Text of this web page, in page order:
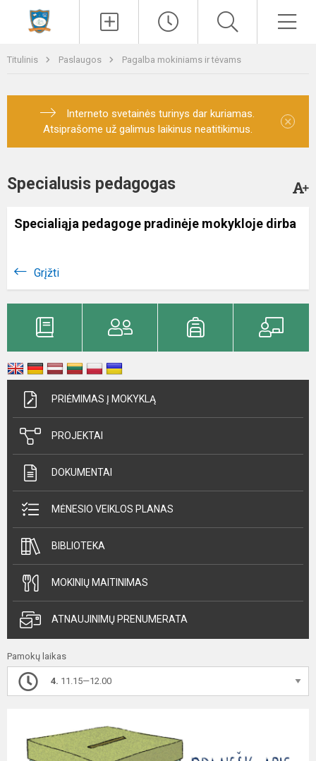
Titulinis Paslaugos Pagalba mokiniams ir tėvams
Interneto svetainės turinys dar kuriamas.
Atsiprašome už galimus laikinus neatitikimus.
×
Specialusis pedagogas
Specialiąja pedagoge pradinėje mokykloje dirba
Grįžti
PRIĖMIMAS Į MOKYKLĄ
PROJEKTAI
DOKUMENTAI
MĖNESIO VEIKLOS PLANAS
BIBLIOTEKA
MOKINIŲ MAITINIMAS
ATNAUJINIMŲ PRENUMERATA
Pamokų laikas
4. 11.15—12.00